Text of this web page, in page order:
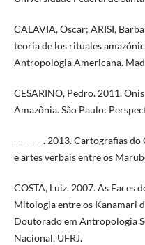
CALAVIA, Oscar; ARISI,
teoria de los rituales
Antropologia Americana.
CESARINO, Pedro. 2011.
Amazônia. São Paulo:
_______. 2013. Cartografias
e artes verbais entre os
COSTA, Luiz. 2007. As Faces
Mitologia entre os Kanamari
Doutorado em Antropologia
Nacional, UFRJ.